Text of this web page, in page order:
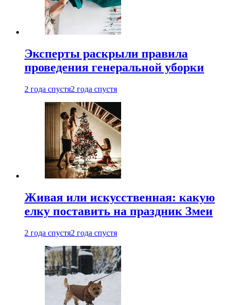
Эксперты раскрыли правила
проведения генеральной уборки
2 года спустя2 года спустя
Живая или искусственная: какую
елку поставить на праздник Змеи
2 года спустя2 года спустя